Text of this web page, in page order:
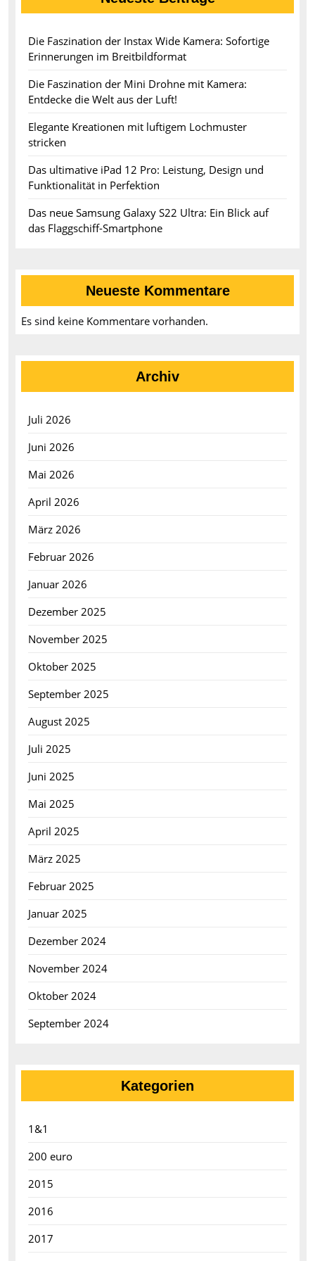
Die Faszination der Instax Wide Kamera: Sofortige
Erinnerungen im Breitbildformat
Die Faszination der Mini Drohne mit Kamera:
Entdecke die Welt aus der Luft!
Elegante Kreationen mit luftigem Lochmuster
stricken
Das ultimative iPad 12 Pro: Leistung, Design und
Funktionalität in Perfektion
Das neue Samsung Galaxy S22 Ultra: Ein Blick auf
das Flaggschiff-Smartphone
Neueste Kommentare
Es sind keine Kommentare vorhanden.
Archiv
Juli 2026
Juni 2026
Mai 2026
April 2026
März 2026
Februar 2026
Januar 2026
Dezember 2025
November 2025
Oktober 2025
September 2025
August 2025
Juli 2025
Juni 2025
Mai 2025
April 2025
März 2025
Februar 2025
Januar 2025
Dezember 2024
November 2024
Oktober 2024
September 2024
Kategorien
1&1
200 euro
2015
2016
2017